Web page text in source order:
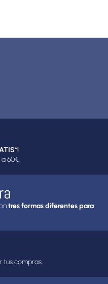
60€.
tres formas diferentes para
tus compras.